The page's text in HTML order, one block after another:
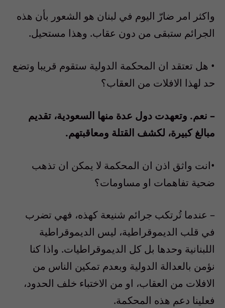
واكثر امر ضارّ اليوم في لبنان هو الشعور بأن هذه
الجرائم ستبقى من دون عقاب. وهذا مستحيل.
• هل تعتقد ان المحكمة الدولية ستقوم قريبا وتضع
حد لهذا الافلات من العقاب؟
– نعم. وتعهدت دول عدة منها السعودية، تقديم
مبالغ كبيرة، لكشف القتلة ومعاقبتهم.
•انت واثق اذن ان المحكمة لا يمكن ان تذهب
ضحية تفاهمات او مساومات؟
– عندما تُرتكب جرائم شنيعة كهذه، فهي تضرب
في قلب الديموقراطية، ليس الديموقراطية
اللبنانية وحدها بل كل الديموقراطيات. واذا كنا
نؤمن بالعدالة الدولية وبعدم تمكين الناس من
الافلات من العقاب، او من الاختباء خلف الحدود،
فعلينا دعم هذه المحكمة.